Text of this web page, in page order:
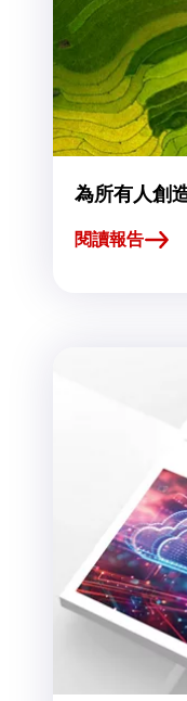
為所有人創
閱讀報告